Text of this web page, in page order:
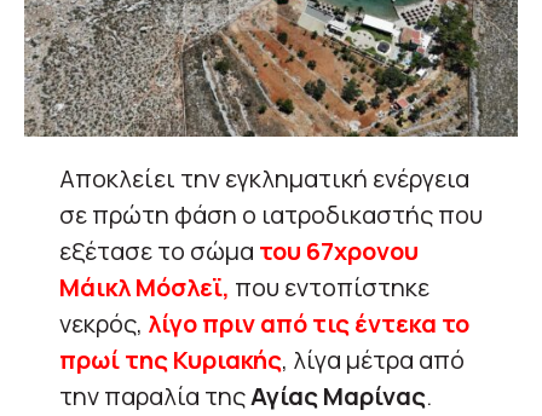
Αποκλείει την εγκληματική ενέργεια
σε πρώτη φάση ο ιατροδικαστής που
εξέτασε το σώμα του 67χρονου
Μάικλ Μόσλεϊ, που εντοπίστηκε
νεκρός, λίγο πριν από τις έντεκα το
πρωί της Κυριακής, λίγα μέτρα από
την παραλία τηςΑγίας Μαρίνας.